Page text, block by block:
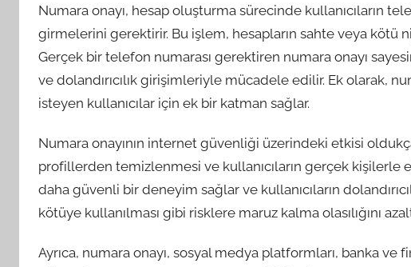
Numara onayı, hesap oluşturma sürecinde kullanıcıların
girmelerini gerektirir. Bu işlem, hesapların sahte veya kötü
Gerçek bir telefon numarası gerektiren numara onayı
ve dolandırıcılık girişimleriyle mücadele edilir. Ek olarak,
isteyen kullanıcılar için ek bir katman sağlar.
Numara onayının internet güvenliği üzerindeki etkisi
profillerden temizlenmesi ve kullanıcıların gerçek
daha güvenli bir deneyim sağlar ve kullanıcıların
kötüye kullanılması gibi risklere maruz kalma olasılığını
Ayrıca, numara onayı, sosyal medya platformları, banka